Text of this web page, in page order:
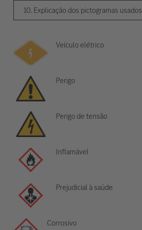
10. Explicação dos pictogramas usados
Veículo elétrico
Perigo
Perigo de tensão
Inflamável
Prejudicial à saúde
Corrosivo